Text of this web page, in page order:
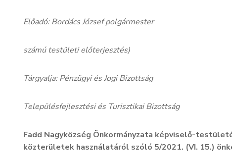
Előadó: Bordács József polgármester
számú testületi előterjesztés)
Tárgyalja: Pénzügyi és Jogi Bizottság
Településfejlesztési és Turisztikai Bizottság
Fadd Nagyközség Önkormányzata képviselő-
közterületek használatáról szóló 5/2021. (VI. 15.)